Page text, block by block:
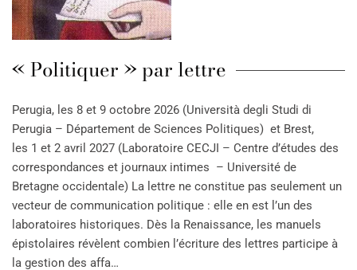
« Politiquer » par lettre
Perugia, les 8 et 9 octobre 2026 (Università degli Studi di
Perugia – Département de Sciences Politiques) et Brest,
les 1 et 2 avril 2027 (Laboratoire CECJI – Centre d’études des
correspondances et journaux intimes – Université de
Bretagne occidentale) La lettre ne constitue pas seulement un
vecteur de communication politique : elle en est l’un des
laboratoires historiques. Dès la Renaissance, les manuels
épistolaires révèlent combien l’écriture des lettres participe à
la gestion des affa…